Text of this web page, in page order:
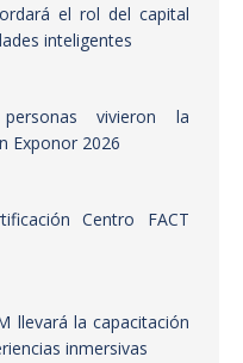
el rol del capital
inteligentes
vivieron la
Exponor 2026
Centro FACT
llevará la capacitación
inmersivas